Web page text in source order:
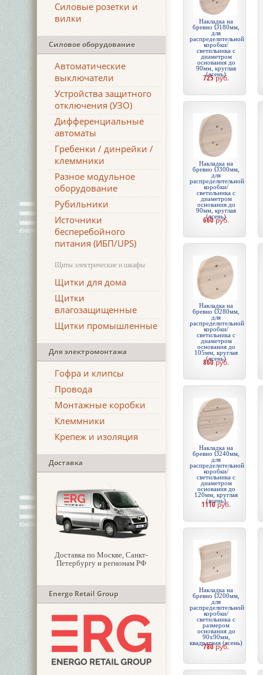
Силовые розетки и
вилки
Силовое оборудование
Автоматические
выключатели
Устройства защитного
отключения (УЗО)
Дифференциальные
автоматы
Гребенки / динрейки /
клеммники
Разное модульное
оборудование
Рубильники
Источники
бесперебойного
питания (ИБП/UPS)
Щиты электрические и шкафы
Щитки для дома
Щитки
влагозащищенные
Щитки промышленные
Для электромонтажа
Гофра и клипсы
Провода
Монтажные коробки
Клеммники
Крепеж и изоляция
Доставка
Доставка по Москве, Санкт-
Петербургу и регионам РФ
Energo Retail Group
Накладка на
бревно Ø180мм,
для
распределительной
коробки/
светильника с
диаметром
основания до
90мм, круглая
(ясень)
725руб.
Накладка на
бревно Ø300мм,
для
распределительной
коробки/
светильника с
диаметром
основания до
90мм, круглая
(ясень)
660руб.
Накладка на
бревно Ø280мм,
для
распределительной
коробки/
светильника с
диаметром
основания до
105мм, круглая
(ясень)
860руб.
Накладка на
бревно Ø240мм,
для
распределительной
коробки/
светильника с
диаметром
основания до
120мм, круглая
(ясень)
1110руб.
Накладка на
бревно Ø200мм,
для
распределительной
коробки/
светильника с
размером
основания до
90х90мм,
квадратная (ясень)
780руб.